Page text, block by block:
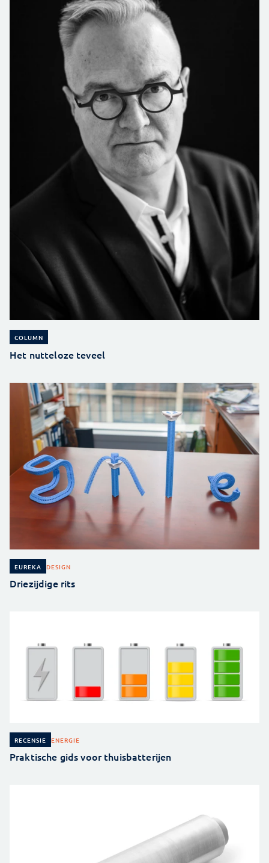
COLUMN
Het nutteloze teveel
EUREKA DESIGN
Driezijdige rits
RECENSIE ENERGIE
Praktische gids voor thuisbatterijen